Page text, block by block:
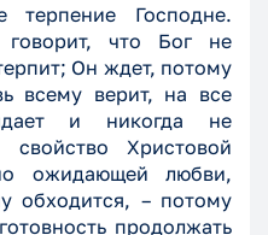
терпение Господне.
что Бог не
Он ждет, потому
всему верит, на все
и никогда не
Христовой
ожидающей любви,
обходится, – потому
продолжать